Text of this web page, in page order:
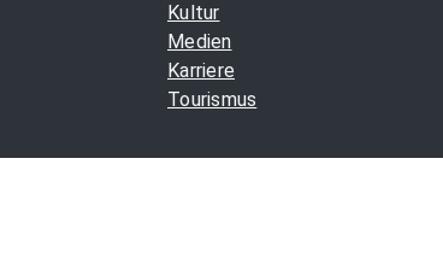
Kultur
Medien
Karriere
Tourismus